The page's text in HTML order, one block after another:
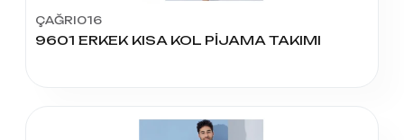
ÇAĞRI016
9601 ERKEK KISA KOL PİJAMA TAKIMI